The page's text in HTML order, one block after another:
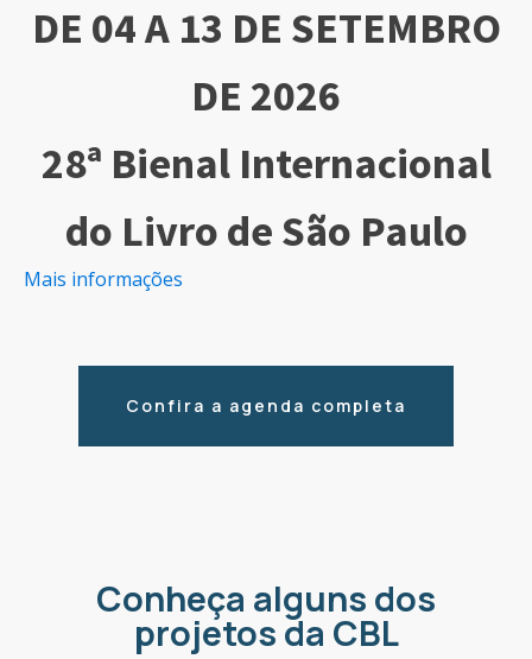
DE 04 A 13 DE SETEMBRO
DE 2026
28ª Bienal Internacional
do Livro de São Paulo
Mais informações
Confira a agenda completa
Conheça alguns dos
projetos da CBL